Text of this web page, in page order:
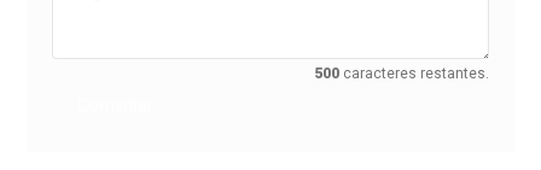
500 caracteres restantes.